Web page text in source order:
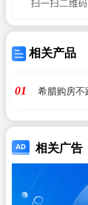
相关产品
01 希腊购房不
相关广告